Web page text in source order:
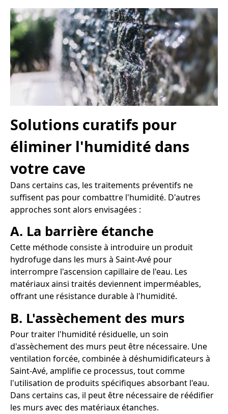
Solutions curatifs pour
éliminer l'humidité dans
votre cave
Dans certains cas, les traitements préventifs ne
suffisent pas pour combattre l'humidité. D'autres
approches sont alors envisagées :
A. La barrière étanche
Cette méthode consiste à introduire un produit
hydrofuge dans les murs à Saint-Avé pour
interrompre l'ascension capillaire de l'eau. Les
matériaux ainsi traités deviennent imperméables,
offrant une résistance durable à l'humidité.
B. L'assèchement des murs
Pour traiter l'humidité résiduelle, un soin
d'assèchement des murs peut être nécessaire. Une
ventilation forcée, combinée à déshumidificateurs à
Saint-Avé, amplifie ce processus, tout comme
l'utilisation de produits spécifiques absorbant l'eau.
Dans certains cas, il peut être nécessaire de réédifier
les murs avec des matériaux étanches.